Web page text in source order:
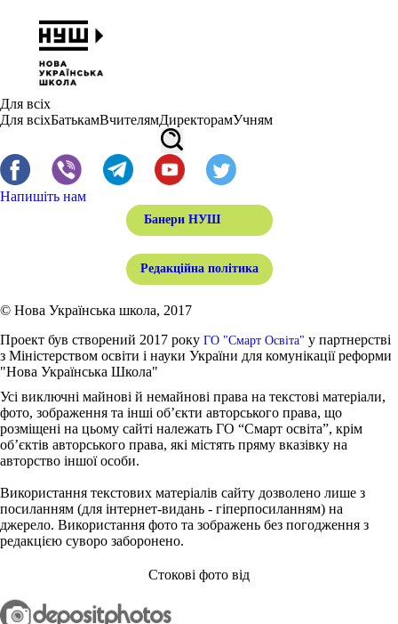
Для всіх
Для всіхБатькамВчителямДиректорамУчням
Напишіть нам
Банери НУШ
Редакційна політика
© Нова Українська школа, 2017
Проект був створений 2017 року ГО "Смарт Освіта" у партнерстві
з Міністерством освіти і науки України для комунікації реформи
"Нова Українська Школа"
Усі виключні майнові й немайнові права на текстові матеріали,
фото, зображення та інші об’єкти авторського права, що
розміщені на цьому сайті належать ГО “Смарт освіта”, крім
об’єктів авторського права, які містять пряму вказівку на
авторство іншої особи.
Використання текстових матеріалів сайту дозволено лише з
посиланням (для інтернет-видань - гіперпосиланням) на
джерело. Використання фото та зображень без погодження з
редакцією суворо заборонено.
Стокові фото від